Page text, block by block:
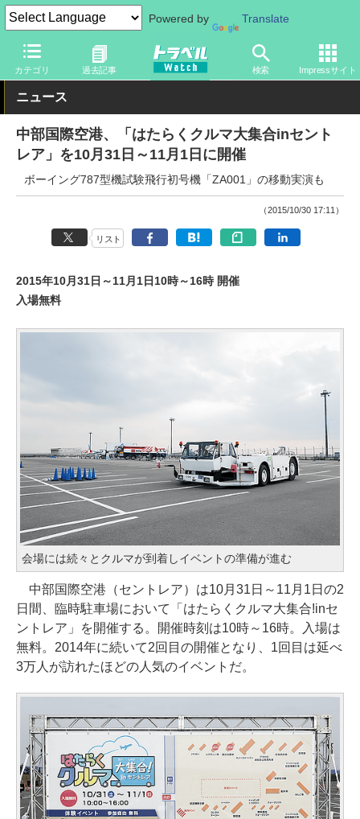
Powered by Translate
カテゴリ 過去記事 検索 Impressサイト
トラベル Watch 旅の方法 空旅 空港
ニュース
中部国際空港、「はたらくクルマ大集合inセント
レア」を10月31日～11月1日に開催
ボーイング787型機試験飛行初号機「ZA001」の移動実演も
（2015/10/30 17:11）
リスト
2015年10月31日～11月1日10時～16時 開催
入場無料
会場には続々とクルマが到着しイベントの準備が進む
中部国際空港（セントレア）は10月31日～11月1日の2
日間、臨時駐車場において「はたらくクルマ大集合!inセ
ントレア」を開催する。開催時刻は10時～16時。入場は
無料。2014年に続いて2回目の開催となり、1回目は延べ
3万人が訪れたほどの人気のイベントだ。